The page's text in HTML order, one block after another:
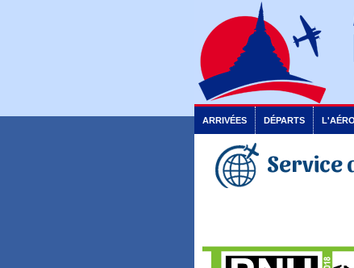
ARRIVÉES DÉPARTS
Service